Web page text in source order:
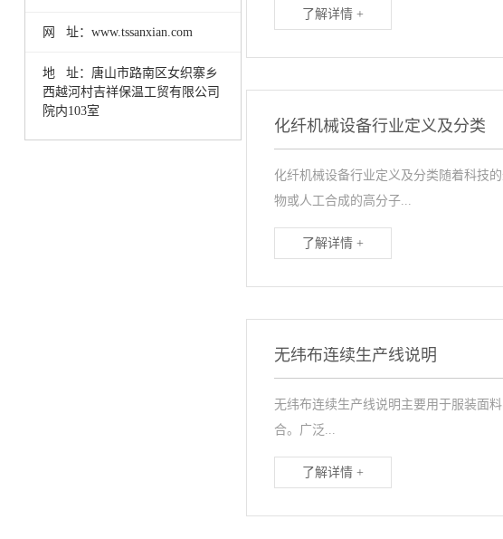
网 址：www.tssanxian.com
地 址：唐山市路南区女织寨乡
西越河村吉祥保温工贸有限公司
院内103室
了解详情 +
化纤机械设备行业定义及分类
化纤机械设备行业定义及分类随着科技
物或人工合成的高分子...
了解详情 +
无纬布连续生产线说明
无纬布连续生产线说明主要用于服装面
合。广泛...
了解详情 +